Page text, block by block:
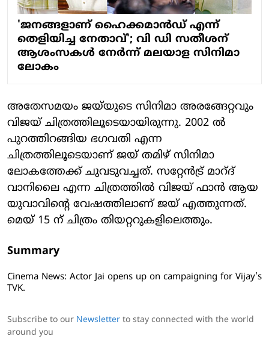
'ജനങ്ങളാണ്‌ ഹൈക്കമാൻഡ് എന്ന്
തെളിയിച്ച നേതാവ്'; വി ഡി സതീശന്
ആശംസകൾ നേർന്ന് മലയാള സിനിമാ
ലോകം
അതേസമയം ജയ്‌യുടെ സിനിമാ അരങ്ങേറ്റവും
വിജയ് ചിത്രത്തിലൂടെയായിരുന്നു. 2002 ൽ
പുറത്തിറങ്ങിയ ഭ​ഗവതി എന്ന
ചിത്രത്തിലൂടെയാണ് ജയ് തമിഴ് സിനിമാ
ലോകത്തേക്ക് ചുവടുവച്ചത്. സറ്റേൻട്ര് മാറ്ദ്
വാനിലൈ എന്ന ചിത്രത്തിൽ വിജയ് ഫാൻ ആയ
യുവാവിന്റെ വേഷത്തിലാണ് ജയ് എത്തുന്നത്.
മെയ് 15 ന് ചിത്രം തിയറ്ററുകളിലെത്തും.
Summary
Cinema News: Actor Jai opens up on campaigning for Vijay's
TVK.
Subscribe to our Newsletter to stay connected with the world
around you